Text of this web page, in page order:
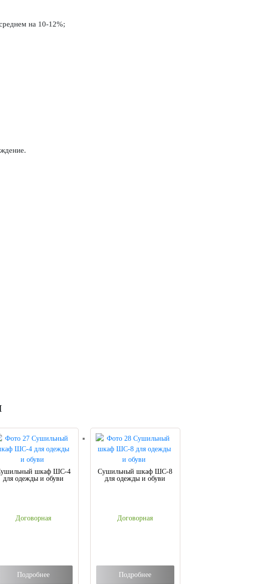
на 10-12%;
шкаф ШС-4
для одежды и обуви
Договорная
Подробнее
Сушильный шкаф ШС-8
для одежды и обуви
Договорная
Подробнее